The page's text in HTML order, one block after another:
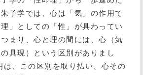
子学では、心は「気」の作用で
」としての「性」が具わってい
まり、心と理の間には、心（気
具現）という区別がありまし
は、この区別を取り払い、心その